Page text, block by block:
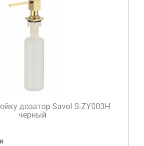
дозатор Savol S-ZY003H
черный